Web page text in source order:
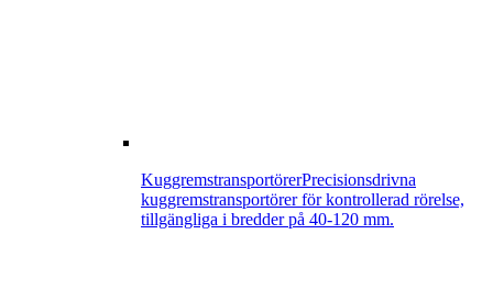
KuggremstransportörerPrecisionsdrivna
kuggremstransportörer för kontrollerad rörelse,
tillgängliga i bredder på 40-120 mm.